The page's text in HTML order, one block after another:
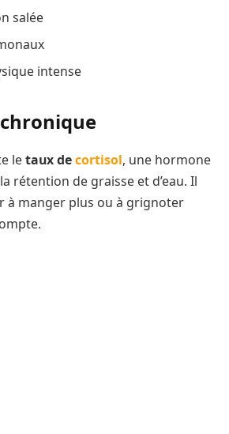
salée
intense
letaux decortisol, une hormone
rétention de graisse et d’eau. Il
à manger plus ou à grignoter